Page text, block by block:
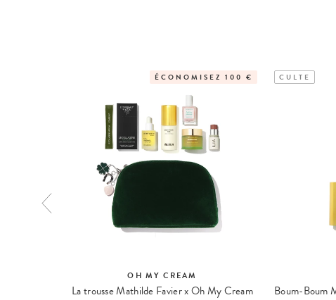
ÉCONOMISEZ 100 €
OH MY CREAM
La trousse Mathilde Favier x Oh My Cream
CULTE